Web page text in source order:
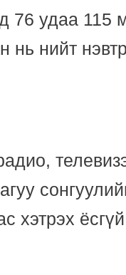
76 удаа 115
нь нийт
хэтрэх